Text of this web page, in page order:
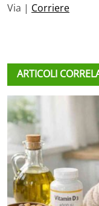
Via | Corriere
ARTICOLI